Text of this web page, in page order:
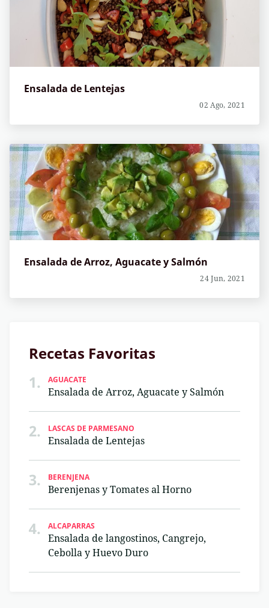
Ensalada de Lentejas
02 Ago, 2021
Ensalada de Arroz, Aguacate y Salmón
24 Jun, 2021
Recetas Favoritas
1.
AGUACATE
Ensalada de Arroz, Aguacate y Salmón
2. LASCAS DE PARMESANO
Ensalada de Lentejas
3. BERENJENA
Berenjenas y Tomates al Horno
4. ALCAPARRAS
Ensalada de langostinos, Cangrejo,
Cebolla y Huevo Duro